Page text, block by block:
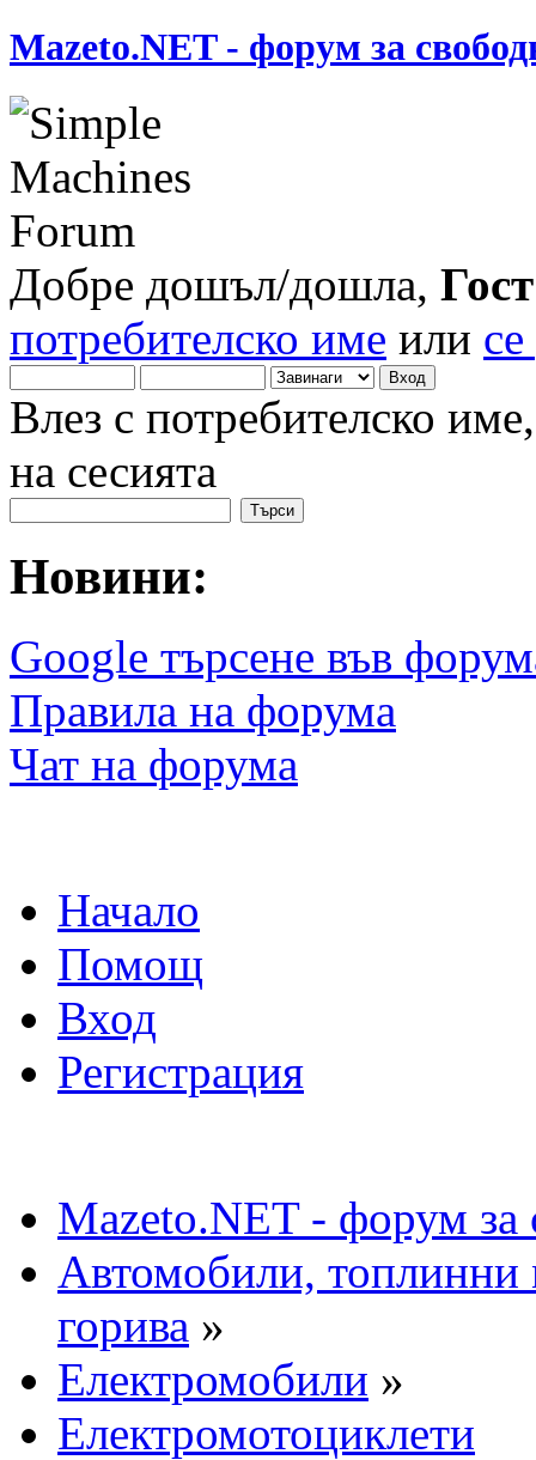
Mazeto.NET - форум за
Добре дошъл/дошла, Гост
потребителско име или
Влез с потребителско
на сесията
Новини:
Google търсене във
Правила на форума
Чат на форума
Начало
Помощ
Вход
Регистрация
Mazeto.NET - форум за
Автомобили,
горива »
Електромобили »
Електромотоциклети